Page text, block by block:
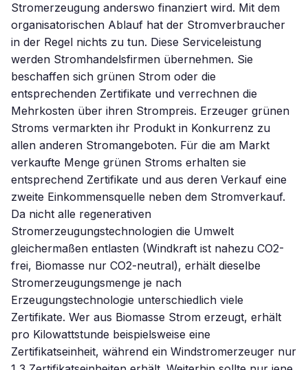
Stromerzeugung anderswo finanziert wird. Mit dem
organisatorischen Ablauf hat der Stromverbraucher
in der Regel nichts zu tun. Diese Serviceleistung
werden Stromhandelsfirmen übernehmen. Sie
beschaffen sich grünen Strom oder die
entsprechenden Zertifikate und verrechnen die
Mehrkosten über ihren Strompreis. Erzeuger grünen
Stroms vermarkten ihr Produkt in Konkurrenz zu
allen anderen Stromangeboten. Für die am Markt
verkaufte Menge grünen Stroms erhalten sie
entsprechend Zertifikate und aus deren Verkauf eine
zweite Einkommensquelle neben dem Stromverkauf.
Da nicht alle regenerativen
Stromerzeugungstechnologien die Umwelt
gleichermaßen entlasten (Windkraft ist nahezu CO2-
frei, Biomasse nur CO2-neutral), erhält dieselbe
Stromerzeugungsmenge je nach
Erzeugungstechnologie unterschiedlich viele
Zertifikate. Wer aus Biomasse Strom erzeugt, erhält
pro Kilowattstunde beispielsweise eine
Zertifikatseinheit, während ein Windstromerzeuger nur